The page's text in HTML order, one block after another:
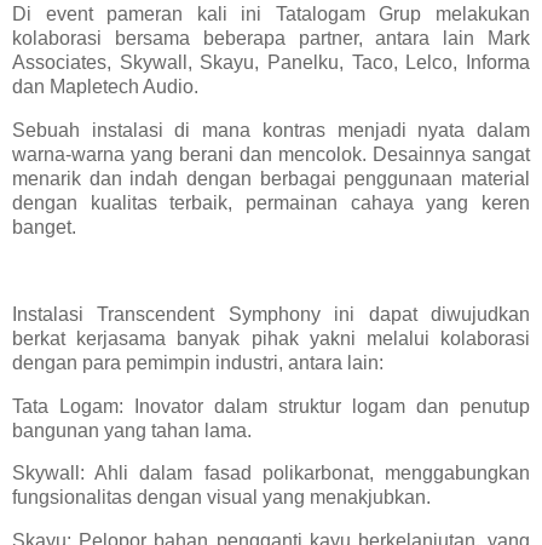
Di event pameran kali ini Tatalogam Grup melakukan
kolaborasi bersama beberapa partner, antara lain Mark
Associates, Skywall, Skayu, Panelku, Taco, Lelco, Informa
dan Mapletech Audio.
Sebuah instalasi di mana kontras menjadi nyata dalam
warna-warna yang berani dan mencolok. Desainnya sangat
menarik dan indah dengan berbagai penggunaan material
dengan kualitas terbaik, permainan cahaya yang keren
banget.
Instalasi Transcendent Symphony ini dapat diwujudkan
berkat kerjasama banyak pihak yakni melalui kolaborasi
dengan para pemimpin industri, antara lain:
Tata Logam: Inovator dalam struktur logam dan penutup
bangunan yang tahan lama.
Skywall: Ahli dalam fasad polikarbonat, menggabungkan
fungsionalitas dengan visual yang menakjubkan.